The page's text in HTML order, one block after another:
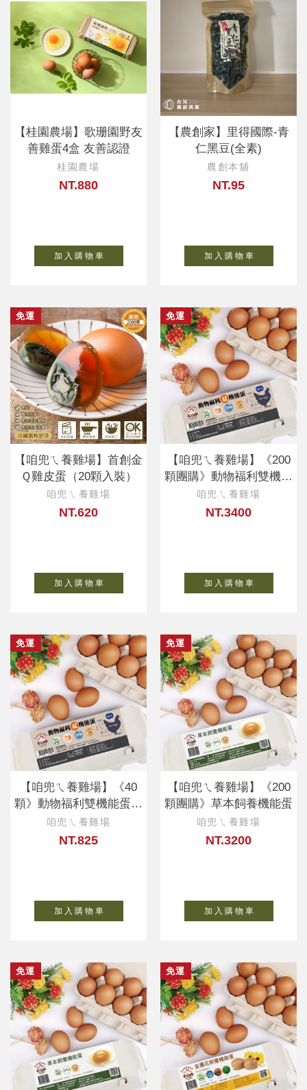
【桂園農場】歌珊園野友
善雞蛋4盒 友善認證
桂園農場
NT.880
加 入 購 物 車
【農創家】里得國際-青
仁黑豆(全素)
農創本舖
NT.95
加 入 購 物 車
免運
【咱兜ㄟ養雞場】首創金
Ｑ雞皮蛋（20顆入裝）
咱兜ㄟ養雞場
NT.620
加 入 購 物 車
免運
【咱兜ㄟ養雞場】《200
顆團購》動物福利雙機能
蛋
咱兜ㄟ養雞場
NT.3400
加 入 購 物 車
免運
【咱兜ㄟ養雞場】《40
顆》動物福利雙機能蛋10
入X4盒
咱兜ㄟ養雞場
NT.825
加 入 購 物 車
免運
【咱兜ㄟ養雞場】《200
顆團購》草本飼養機能蛋
咱兜ㄟ養雞場
NT.3200
加 入 購 物 車
免運 免運